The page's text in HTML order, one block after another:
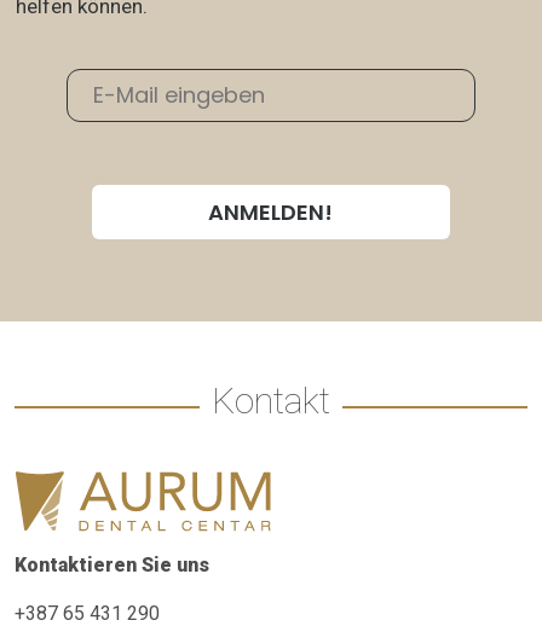
helfen können.
Kontakt
Kontaktieren Sie uns
+387 65 431 290